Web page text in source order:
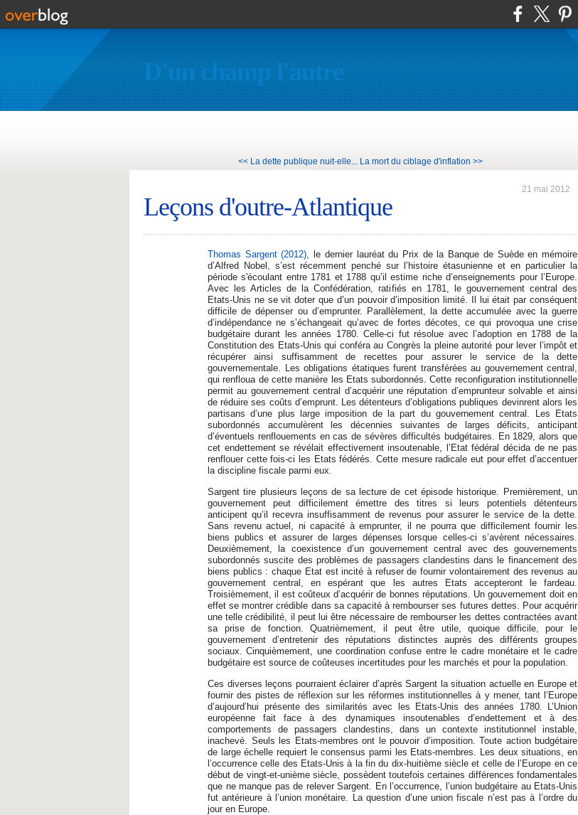
D'un champ l'autre
<< La dette publique nuit-elle... La mort du ciblage d'inflation >>
21 mai 2012
Leçons d'outre-Atlantique
Thomas Sargent (2012), le dernier lauréat du Prix de la Banque de Suède en mémoire
d’Alfred Nobel, s’est récemment penché sur l’histoire étasunienne et en particulier la
période s'écoulant entre 1781 et 1788 qu’il estime riche d’enseignements pour l’Europe.
Avec les Articles de la Confédération, ratifiés en 1781, le gouvernement central des
Etats-Unis ne se vit doter que d’un pouvoir d’imposition limité. Il lui était par conséquent
difficile de dépenser ou d’emprunter. Parallèlement, la dette accumulée avec la guerre
d’indépendance ne s’échangeait qu’avec de fortes décotes, ce qui provoqua une crise
budgétaire durant les années 1780. Celle-ci fut résolue avec l’adoption en 1788 de la
Constitution des Etats-Unis qui conféra au Congrès la pleine autorité pour lever l’impôt et
récupérer ainsi suffisamment de recettes pour assurer le service de la dette
gouvernementale. Les obligations étatiques furent transférées au gouvernement central,
qui renfloua de cette manière les Etats subordonnés. Cette reconfiguration institutionnelle
permit au gouvernement central d’acquérir une réputation d’emprunteur solvable et ainsi
de réduire ses coûts d’emprunt. Les détenteurs d’obligations publiques devinrent alors les
partisans d’une plus large imposition de la part du gouvernement central. Les Etats
subordonnés accumulèrent les décennies suivantes de larges déficits, anticipant
d’éventuels renflouements en cas de sévères difficultés budgétaires. En 1829, alors que
cet endettement se révélait effectivement insoutenable, l’Etat fédéral décida de ne pas
renflouer cette fois-ci les Etats fédérés. Cette mesure radicale eut pour effet d’accentuer
la discipline fiscale parmi eux.
Sargent tire plusieurs leçons de sa lecture de cet épisode historique. Premièrement, un
gouvernement peut difficilement émettre des titres si leurs potentiels détenteurs
anticipent qu’il recevra insuffisamment de revenus pour assurer le service de la dette.
Sans revenu actuel, ni capacité à emprunter, il ne pourra que difficilement fournir les
biens publics et assurer de larges dépenses lorsque celles-ci s’avèrent nécessaires.
Deuxièmement, la coexistence d’un gouvernement central avec des gouvernements
subordonnés suscite des problèmes de passagers clandestins dans le financement des
biens publics : chaque Etat est incité à refuser de fournir volontairement des revenus au
gouvernement central, en espérant que les autres Etats accepteront le fardeau.
Troisièmement, il est coûteux d’acquérir de bonnes réputations. Un gouvernement doit en
effet se montrer crédible dans sa capacité à rembourser ses futures dettes. Pour acquérir
une telle crédibilité, il peut lui être nécessaire de rembourser les dettes contractées avant
sa prise de fonction. Quatrièmement, il peut être utile, quoique difficile, pour le
gouvernement d’entretenir des réputations distinctes auprès des différents groupes
sociaux. Cinquièmement, une coordination confuse entre le cadre monétaire et le cadre
budgétaire est source de coûteuses incertitudes pour les marchés et pour la population.
Ces diverses leçons pourraient éclairer d’après Sargent la situation actuelle en Europe et
fournir des pistes de réflexion sur les réformes institutionnelles à y mener, tant l’Europe
d’aujourd’hui présente des similarités avec les Etats-Unis des années 1780. L’Union
européenne fait face à des dynamiques insoutenables d’endettement et à des
comportements de passagers clandestins, dans un contexte institutionnel instable,
inachevé. Seuls les Etats-membres ont le pouvoir d’imposition. Toute action budgétaire
de large échelle requiert le consensus parmi les Etats-membres. Les deux situations, en
l’occurrence celle des Etats-Unis à la fin du dix-huitième siècle et celle de l’Europe en ce
début de vingt-et-unième siècle, possèdent toutefois certaines différences fondamentales
que ne manque pas de relever Sargent. En l’occurrence, l’union budgétaire au Etats-Unis
fut antérieure à l’union monétaire. La question d’une union fiscale n’est pas à l’ordre du
jour en Europe.